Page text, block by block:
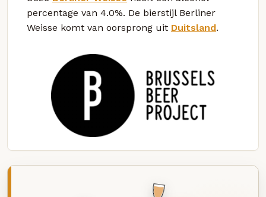
percentage van 4.0%. De bierstijl Berliner
Weisse komt van oorsprong uit Duitsland.